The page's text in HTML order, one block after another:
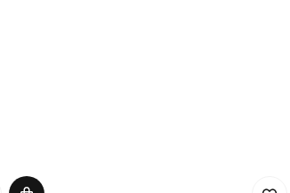
ADC:n strategiana on tarjota
varmistaa, että ADC valmistaa